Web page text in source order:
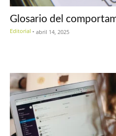
Glosario del
Editorial - abril 14, 2025